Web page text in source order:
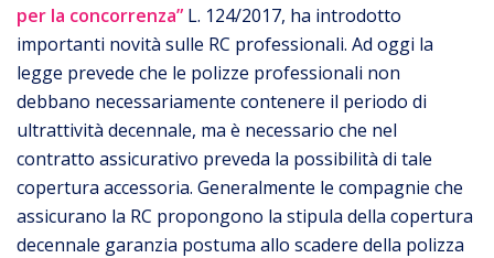
per la concorrenza” L. 124/2017, ha introdotto
importanti novità sulle RC professionali. Ad oggi la
legge prevede che le polizze professionali non
debbano necessariamente contenere il periodo di
ultrattività decennale, ma è necessario che nel
contratto assicurativo preveda la possibilità di tale
copertura accessoria. Generalmente le compagnie che
assicurano la RC propongono la stipula della copertura
decennale garanzia postuma allo scadere della polizza